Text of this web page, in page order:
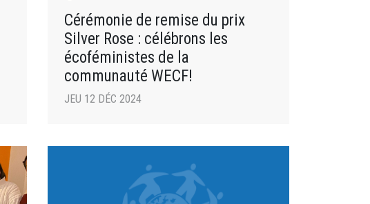
Cérémonie de remise du prix
Silver Rose : célébrons les
écoféministes de la
communauté WECF!
JEU 12 DÉC 2024